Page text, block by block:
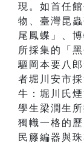
現。如首任
物、臺灣昆
尾鳳蝶」、
所採集的「
驅岡本要八
者堀川安市
牛：堀川氏
學生梁潤生
獨幟一格的
民籐編器與